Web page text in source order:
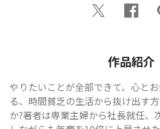
作品紹介
やりたいことが全部できて、心と
る、時間貧乏の生活から抜け出す
か?著者は専業主婦から社長就任、